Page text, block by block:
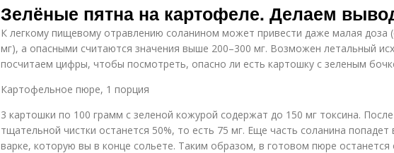
Зелёные пятна на картофеле. Делаем
К легкому пищевому отравлению соланином может привести даже малая доза
мг), а опасными считаются значения выше 200–300 мг. Возможен летальный
посчитаем цифры, чтобы посмотреть, опасно ли есть картошку с зеленым
Картофельное пюре, 1 порция
3 картошки по 100 грамм с зеленой кожурой содержат до 150 мг токсина. После
тщательной чистки останется 50%, то есть 75 мг. Еще часть соланина попадет
варке, которую вы в конце сольете. Таким образом, в готовом пюре останется